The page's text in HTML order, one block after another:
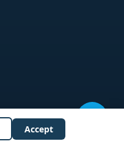
Cookie Settings
Accept